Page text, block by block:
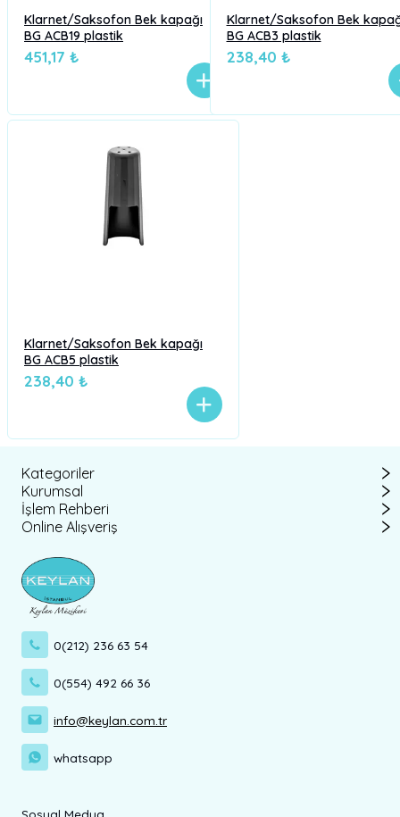
Klarnet/Saksofon Bek kapağı
BG ACB19 plastik
451,17 ₺
Klarnet/Saksofon Bek
BG ACB3 plastik
238,40 ₺
Klarnet/Saksofon Bek kapağı
BG ACB5 plastik
238,40 ₺
Kategoriler
Kurumsal
İşlem Rehberi
Online Alışveriş
0(212) 236 63 54
0(554) 492 66 36
info@keylan.com.tr
whatsapp
Sosyal Medya